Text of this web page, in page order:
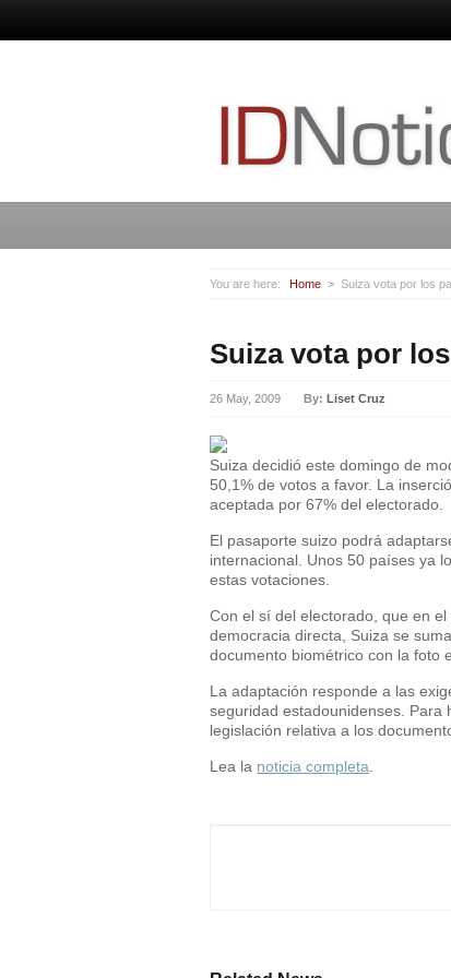
You are here: Home Suiza vota por los
Suiza vota por
26 May, 2009 By: Liset Cruz
Suiza decidió este domingo de
50,1% de votos a favor. La
aceptada por 67% del electorado.
El pasaporte suizo podrá
internacional. Unos 50 países ya
estas votaciones.
Con el sí del electorado, que en
democracia directa, Suiza se
documento biométrico con la foto
La adaptación responde a las
seguridad estadounidenses. Para
legislación relativa a los
Lea la noticia completa